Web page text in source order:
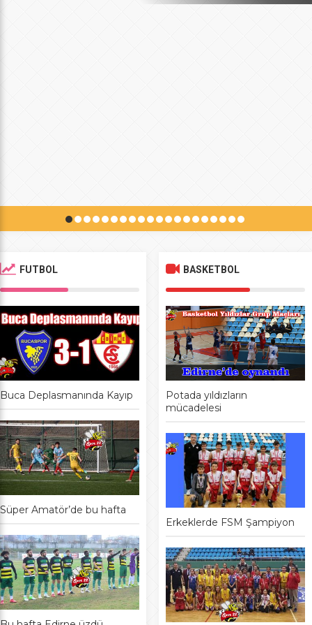
FUTBOL
Buca Deplasmanında Kayıp
Süper Amatör’de bu hafta
BASKETBOL
Potada yıldızların
mücadelesi
Erkeklerde FSM Şampiyon